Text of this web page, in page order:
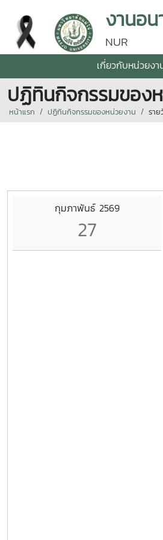
งานอ
NUR
เกี่ยวกับหน่วยงา
ปฏิทินกิจกรรมของ
หน้าแรก ปฏิทินกิจกรรมของหน่วยงาน ราย
กุมภาพันธ์ 2569
27